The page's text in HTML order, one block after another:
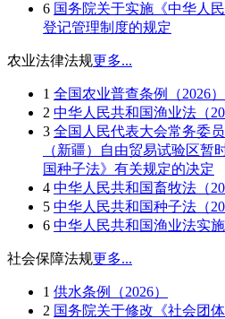
6 国务院关于实施《中华人
登记管理制度的规定
农业法律法规更多...
1 全国农业普查条例（2026）
2 中华人民共和国渔业法（
3 全国人民代表大会常务委
（新疆）自由贸易试验区暂
国种子法》有关规定的决定
4 中华人民共和国畜牧法（
5 中华人民共和国种子法（
6 中华人民共和国渔业法实施
社会保障法规更多...
1 供水条例（2026）
2 国务院关于修改《社会团